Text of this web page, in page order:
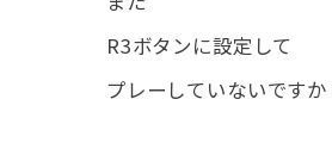
R3ボタンに設定して
プレーしていないですか